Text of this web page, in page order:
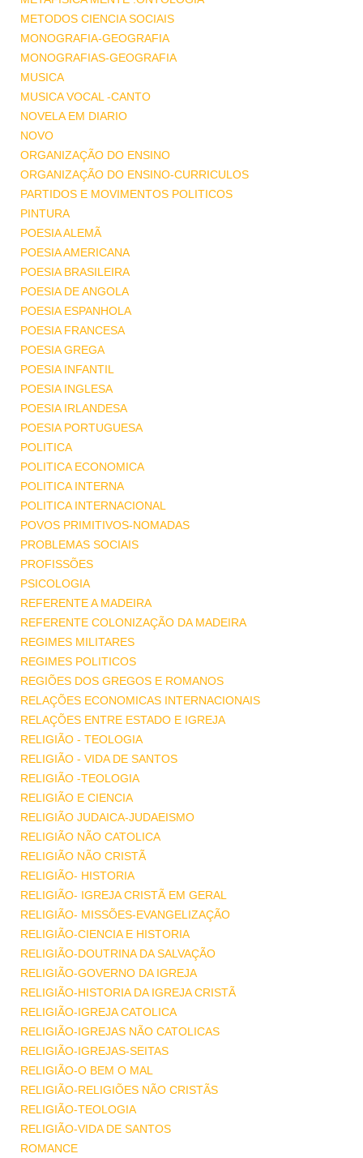
METODOS CIENCIA SOCIAIS
MONOGRAFIA-GEOGRAFIA
MONOGRAFIAS-GEOGRAFIA
MUSICA
MUSICA VOCAL -CANTO
NOVELA EM DIARIO
NOVO
ORGANIZAÇÃO DO ENSINO
ORGANIZAÇÃO DO ENSINO-CURRICULOS
PARTIDOS E MOVIMENTOS POLITICOS
PINTURA
POESIA ALEMÃ
POESIA AMERICANA
POESIA BRASILEIRA
POESIA DE ANGOLA
POESIA ESPANHOLA
POESIA FRANCESA
POESIA GREGA
POESIA INFANTIL
POESIA INGLESA
POESIA IRLANDESA
POESIA PORTUGUESA
POLITICA
POLITICA ECONOMICA
POLITICA INTERNA
POLITICA INTERNACIONAL
POVOS PRIMITIVOS-NOMADAS
PROBLEMAS SOCIAIS
PROFISSÕES
PSICOLOGIA
REFERENTE A MADEIRA
REFERENTE COLONIZAÇÃO DA MADEIRA
REGIMES MILITARES
REGIMES POLITICOS
REGIÕES DOS GREGOS E ROMANOS
RELAÇÕES ECONOMICAS INTERNACIONAIS
RELAÇÕES ENTRE ESTADO E IGREJA
RELIGIÃO - TEOLOGIA
RELIGIÃO - VIDA DE SANTOS
RELIGIÃO -TEOLOGIA
RELIGIÃO E CIENCIA
RELIGIÃO JUDAICA-JUDAEISMO
RELIGIÃO NÃO CATOLICA
RELIGIÃO NÃO CRISTÃ
RELIGIÃO- HISTORIA
RELIGIÃO- IGREJA CRISTÃ EM GERAL
RELIGIÃO- MISSÕES-EVANGELIZAÇÃO
RELIGIÃO-CIENCIA E HISTORIA
RELIGIÃO-DOUTRINA DA SALVAÇÃO
RELIGIÃO-GOVERNO DA IGREJA
RELIGIÃO-HISTORIA DA IGREJA CRISTÃ
RELIGIÃO-IGREJA CATOLICA
RELIGIÃO-IGREJAS NÃO CATOLICAS
RELIGIÃO-IGREJAS-SEITAS
RELIGIÃO-O BEM O MAL
RELIGIÃO-RELIGIÕES NÃO CRISTÃS
RELIGIÃO-TEOLOGIA
RELIGIÃO-VIDA DE SANTOS
ROMANCE